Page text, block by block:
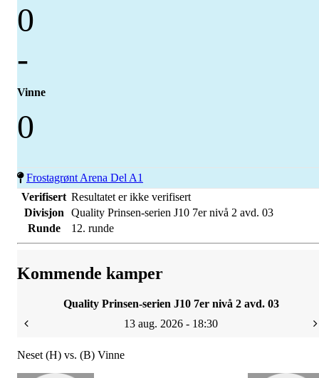
0
-
Vinne
0
Frostagrønt Arena Del A1
Verifisert Resultatet er ikke verifisert
Divisjon
Quality Prinsen-serien J10 7er nivå 2 avd. 03
Runde
12. runde
Kommende kamper
Quality Prinsen-serien J10 7er nivå 2 avd. 03
13 aug. 2026 - 18:30
Neset (H) vs. (B) Vinne